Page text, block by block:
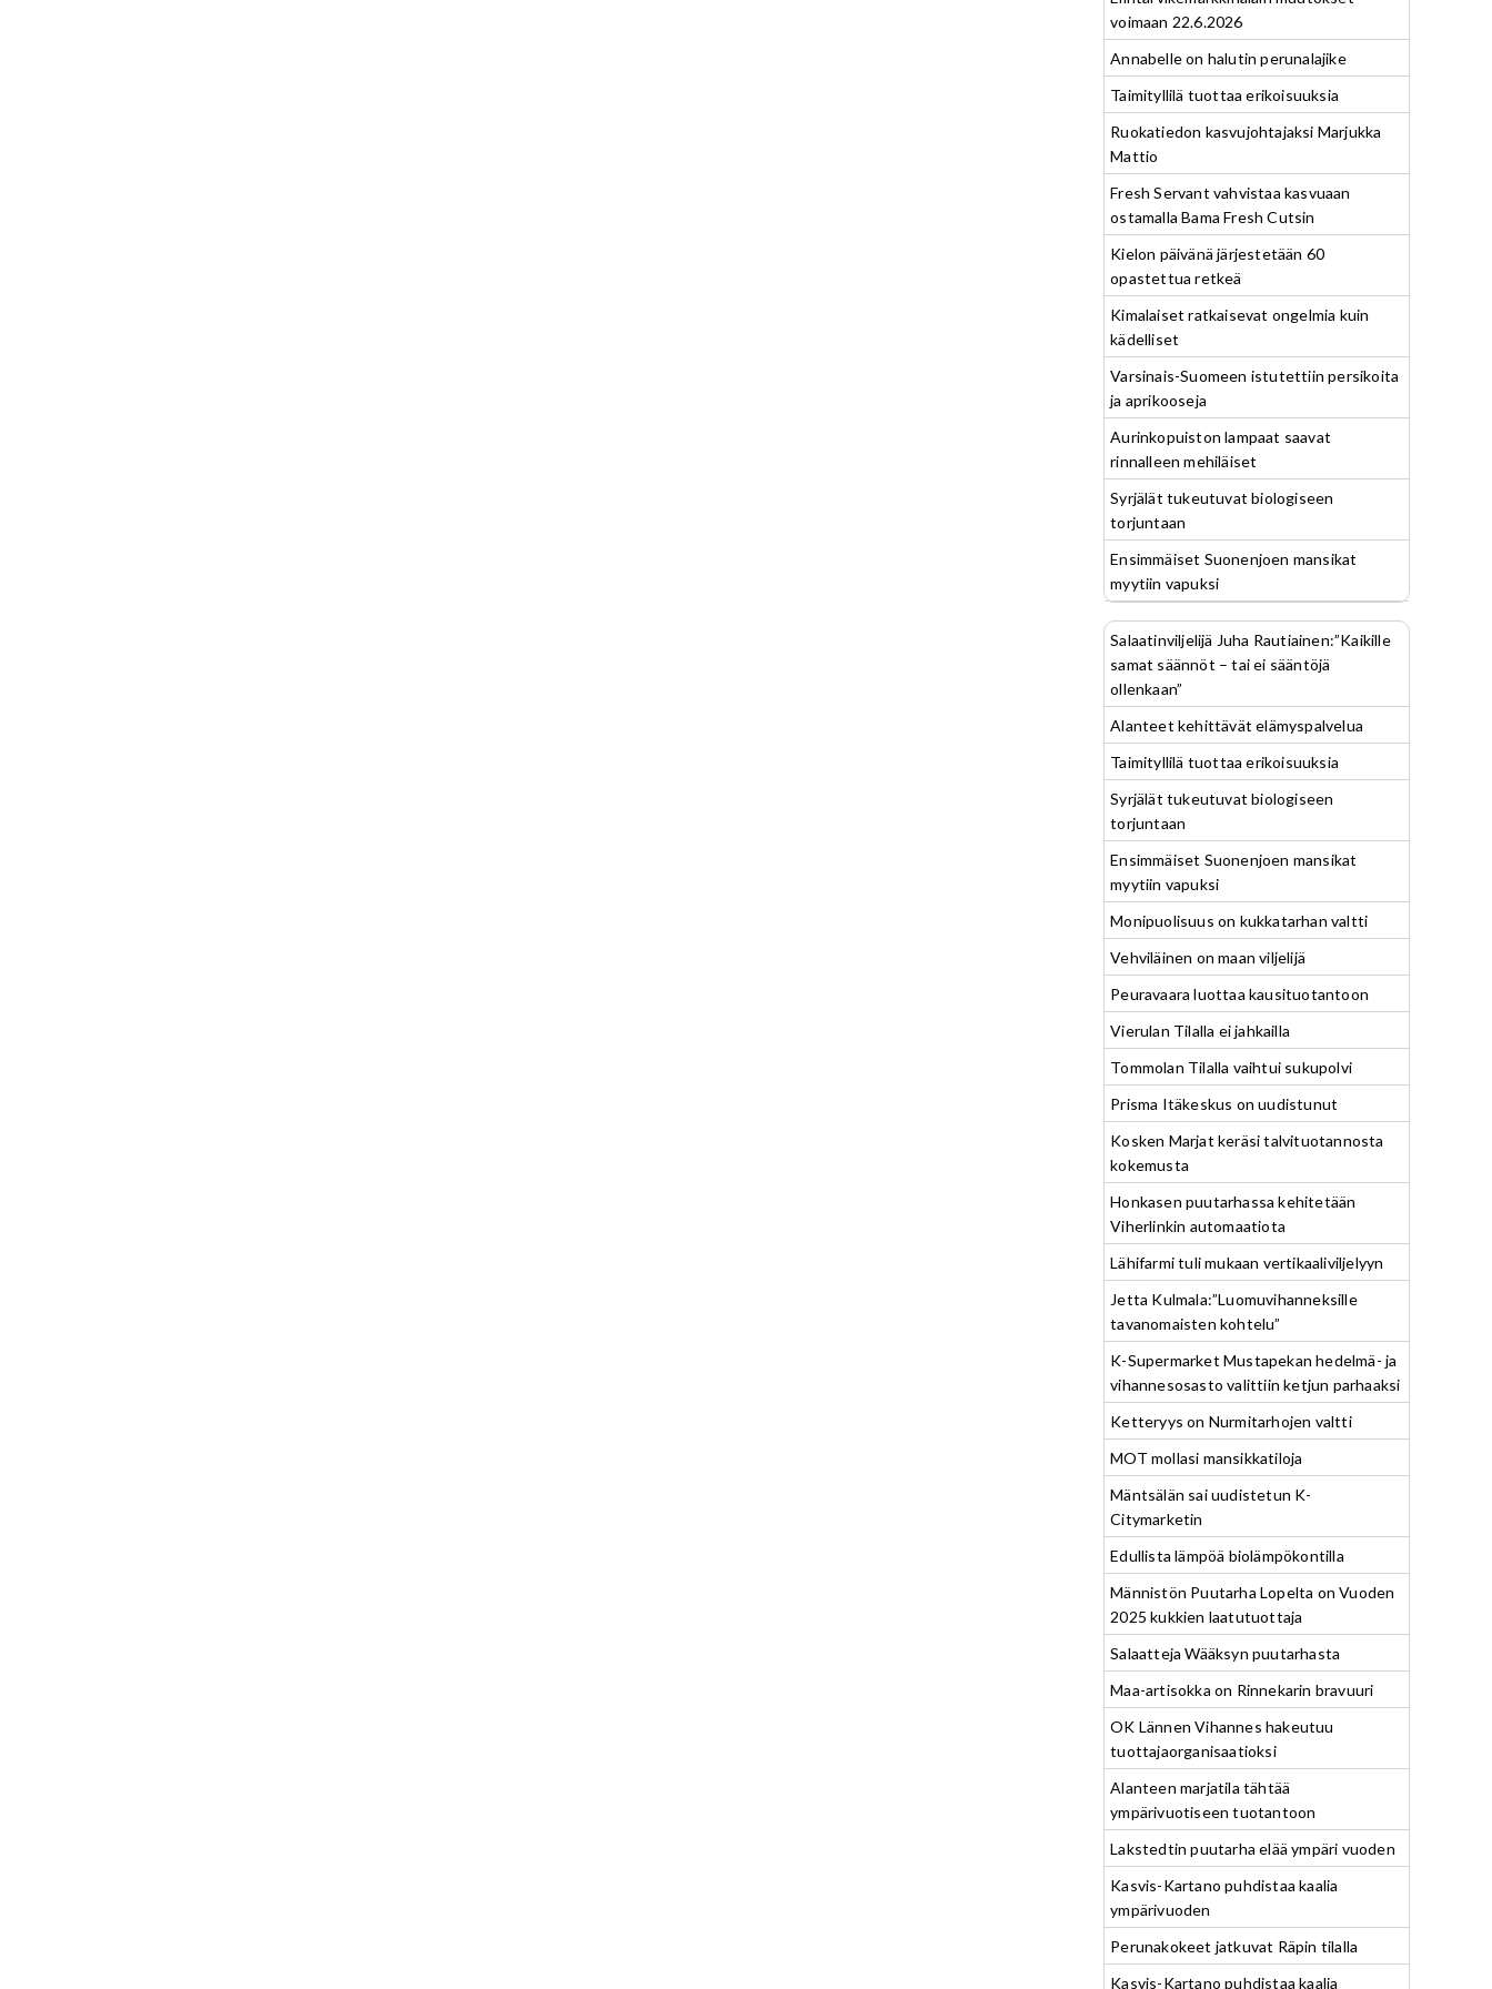
voimaan 22.6.2026
Annabelle on halutin perunalajike
Taimityllilä tuottaa erikoisuuksia
Ruokatiedon kasvujohtajaksi Marjukka
Mattio
Fresh Servant vahvistaa kasvuaan
ostamalla Bama Fresh Cutsin
Kielon päivänä järjestetään 60
opastettua retkeä
Kimalaiset ratkaisevat ongelmia kuin
kädelliset
Varsinais-Suomeen istutettiin persikoita
ja aprikooseja
Aurinkopuiston lampaat saavat
rinnalleen mehiläiset
Syrjälät tukeutuvat biologiseen
torjuntaan
Ensimmäiset Suonenjoen mansikat
myytiin vapuksi
Salaatinviljelijä Juha Rautiainen:”Kaikille
samat säännöt – tai ei sääntöjä
ollenkaan”
Alanteet kehittävät elämyspalvelua
Taimityllilä tuottaa erikoisuuksia
Syrjälät tukeutuvat biologiseen
torjuntaan
Ensimmäiset Suonenjoen mansikat
myytiin vapuksi
Monipuolisuus on kukkatarhan valtti
Vehviläinen on maan viljelijä
Peuravaara luottaa kausituotantoon
Vierulan Tilalla ei jahkailla
Tommolan Tilalla vaihtui sukupolvi
Prisma Itäkeskus on uudistunut
Kosken Marjat keräsi talvituotannosta
kokemusta
Honkasen puutarhassa kehitetään
Viherlinkin automaatiota
Lähifarmi tuli mukaan vertikaaliviljelyyn
Jetta Kulmala:”Luomuvihanneksille
tavanomaisten kohtelu”
K-Supermarket Mustapekan hedelmä- ja
vihannesosasto valittiin ketjun parhaaksi
Ketteryys on Nurmitarhojen valtti
MOT mollasi mansikkatiloja
Mäntsälän sai uudistetun K-
Citymarketin
Edullista lämpöä biolämpökontilla
Männistön Puutarha Lopelta on Vuoden
2025 kukkien laatutuottaja
Salaatteja Wääksyn puutarhasta
Maa-artisokka on Rinnekarin bravuuri
OK Lännen Vihannes hakeutuu
tuottajaorganisaatioksi
Alanteen marjatila tähtää
ympärivuotiseen tuotantoon
Lakstedtin puutarha elää ympäri vuoden
Kasvis-Kartano puhdistaa kaalia
ympärivuoden
Perunakokeet jatkuvat Räpin tilalla
Kasvis-Kartano puhdistaa kaalia